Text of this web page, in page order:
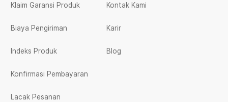
Klaim Garansi Produk
Biaya Pengiriman
Indeks Produk
Konfirmasi Pembayaran
Lacak Pesanan
Kontak Kami
Karir
Blog